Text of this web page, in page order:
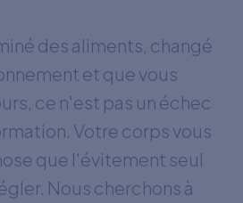
des aliments, changé
et que vous
ce n'est pas un échec
Votre corps vous
que l'évitement seul
Nous cherchons à